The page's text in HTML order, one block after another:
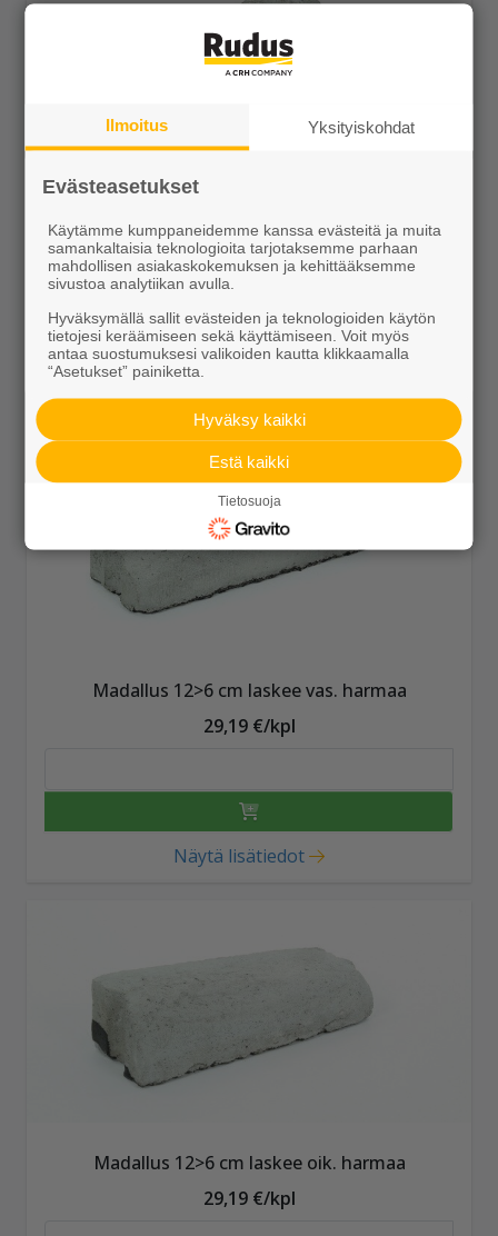
17,29 €/kpl
Näytä lisätiedot
Madallus 12>6 cm laskee vas. harmaa
29,19 €/kpl
Näytä lisätiedot
Madallus 12>6 cm laskee oik. harmaa
29,19 €/kpl
Ilmoitus Yksityiskohdat
Evästeasetukset
Käytämme kumppaneidemme kanssa evästeitä ja muita
samankaltaisia teknologioita tarjotaksemme parhaan
mahdollisen asiakaskokemuksen ja kehittääksemme
sivustoa analytiikan avulla.
Hyväksymällä sallit evästeiden ja teknologioiden käytön
tietojesi keräämiseen sekä käyttämiseen. Voit myös
antaa suostumuksesi valikoiden kautta klikkaamalla
“Asetukset” painiketta.
Hyväksy kaikki
Estä kaikki
Tietosuoja